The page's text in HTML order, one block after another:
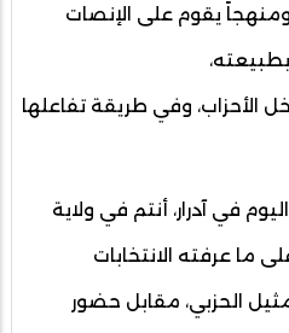
يقوم على الإنصات
الأحزاب، وفي طريقة تفاعلها
في آدرار، أنتم في ولاية
ما عرفته الانتخابات
الحزبي، مقابل حضور